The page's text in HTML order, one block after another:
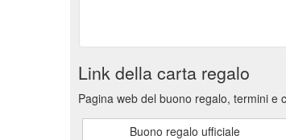
Link della carta regalo
Pagina web del buono regalo, termini e
Buono regalo ufficiale